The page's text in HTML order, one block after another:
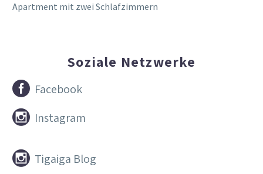
Apartment mit zwei Schlafzimmern
Soziale Netzwerke

 Facebook

 Instagram

 Tigaiga Blog